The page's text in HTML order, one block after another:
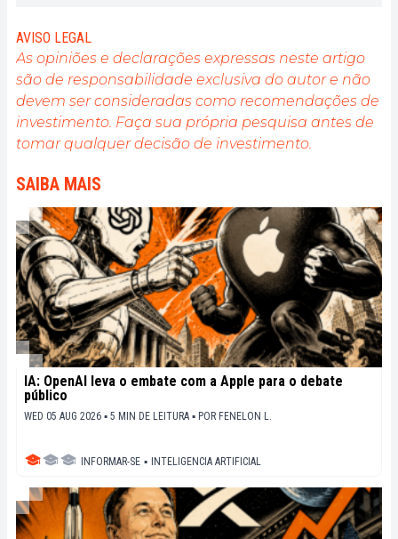
l'engagement de sensibiliser et d'informer le grand
public sur cet écosystème en constante évolution.
Mon objectif est de permettre à chacun de mieux
comprendre la blockchain et de saisir les
opportunités qu'elle offre. Je m'efforce chaque jour
de fournir une analyse objective de l'actualité, de
décrypter les tendances du marché, de relayer les
dernières innovations technologiques et de mettre
sociétaux de cette révolution en marche.
AVISO LEGAL
As opiniões e declarações expressas neste artigo
são de responsabilidade exclusiva do autor e não
devem ser consideradas como recomendações de
investimento. Faça sua própria pesquisa antes de
tomar qualquer decisão de investimento.
SAIBA MAIS
IA: OpenAI leva o embate com a Apple para o debate
público
WED 05 AUG 2026 ▪ 5 MIN DE LEITURA ▪ POR FENELON L.
INFORMAR-SE ▪ INTELIGENCIA ARTIFICIAL